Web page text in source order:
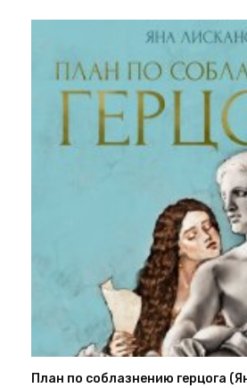
План по соблазнению герцога